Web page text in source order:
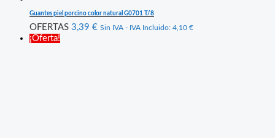
Guantes piel porcino color natural G0701 T/8
OFERTAS 3,39 € Sin IVA - IVA Incluido: 4,10 €
¡Oferta!